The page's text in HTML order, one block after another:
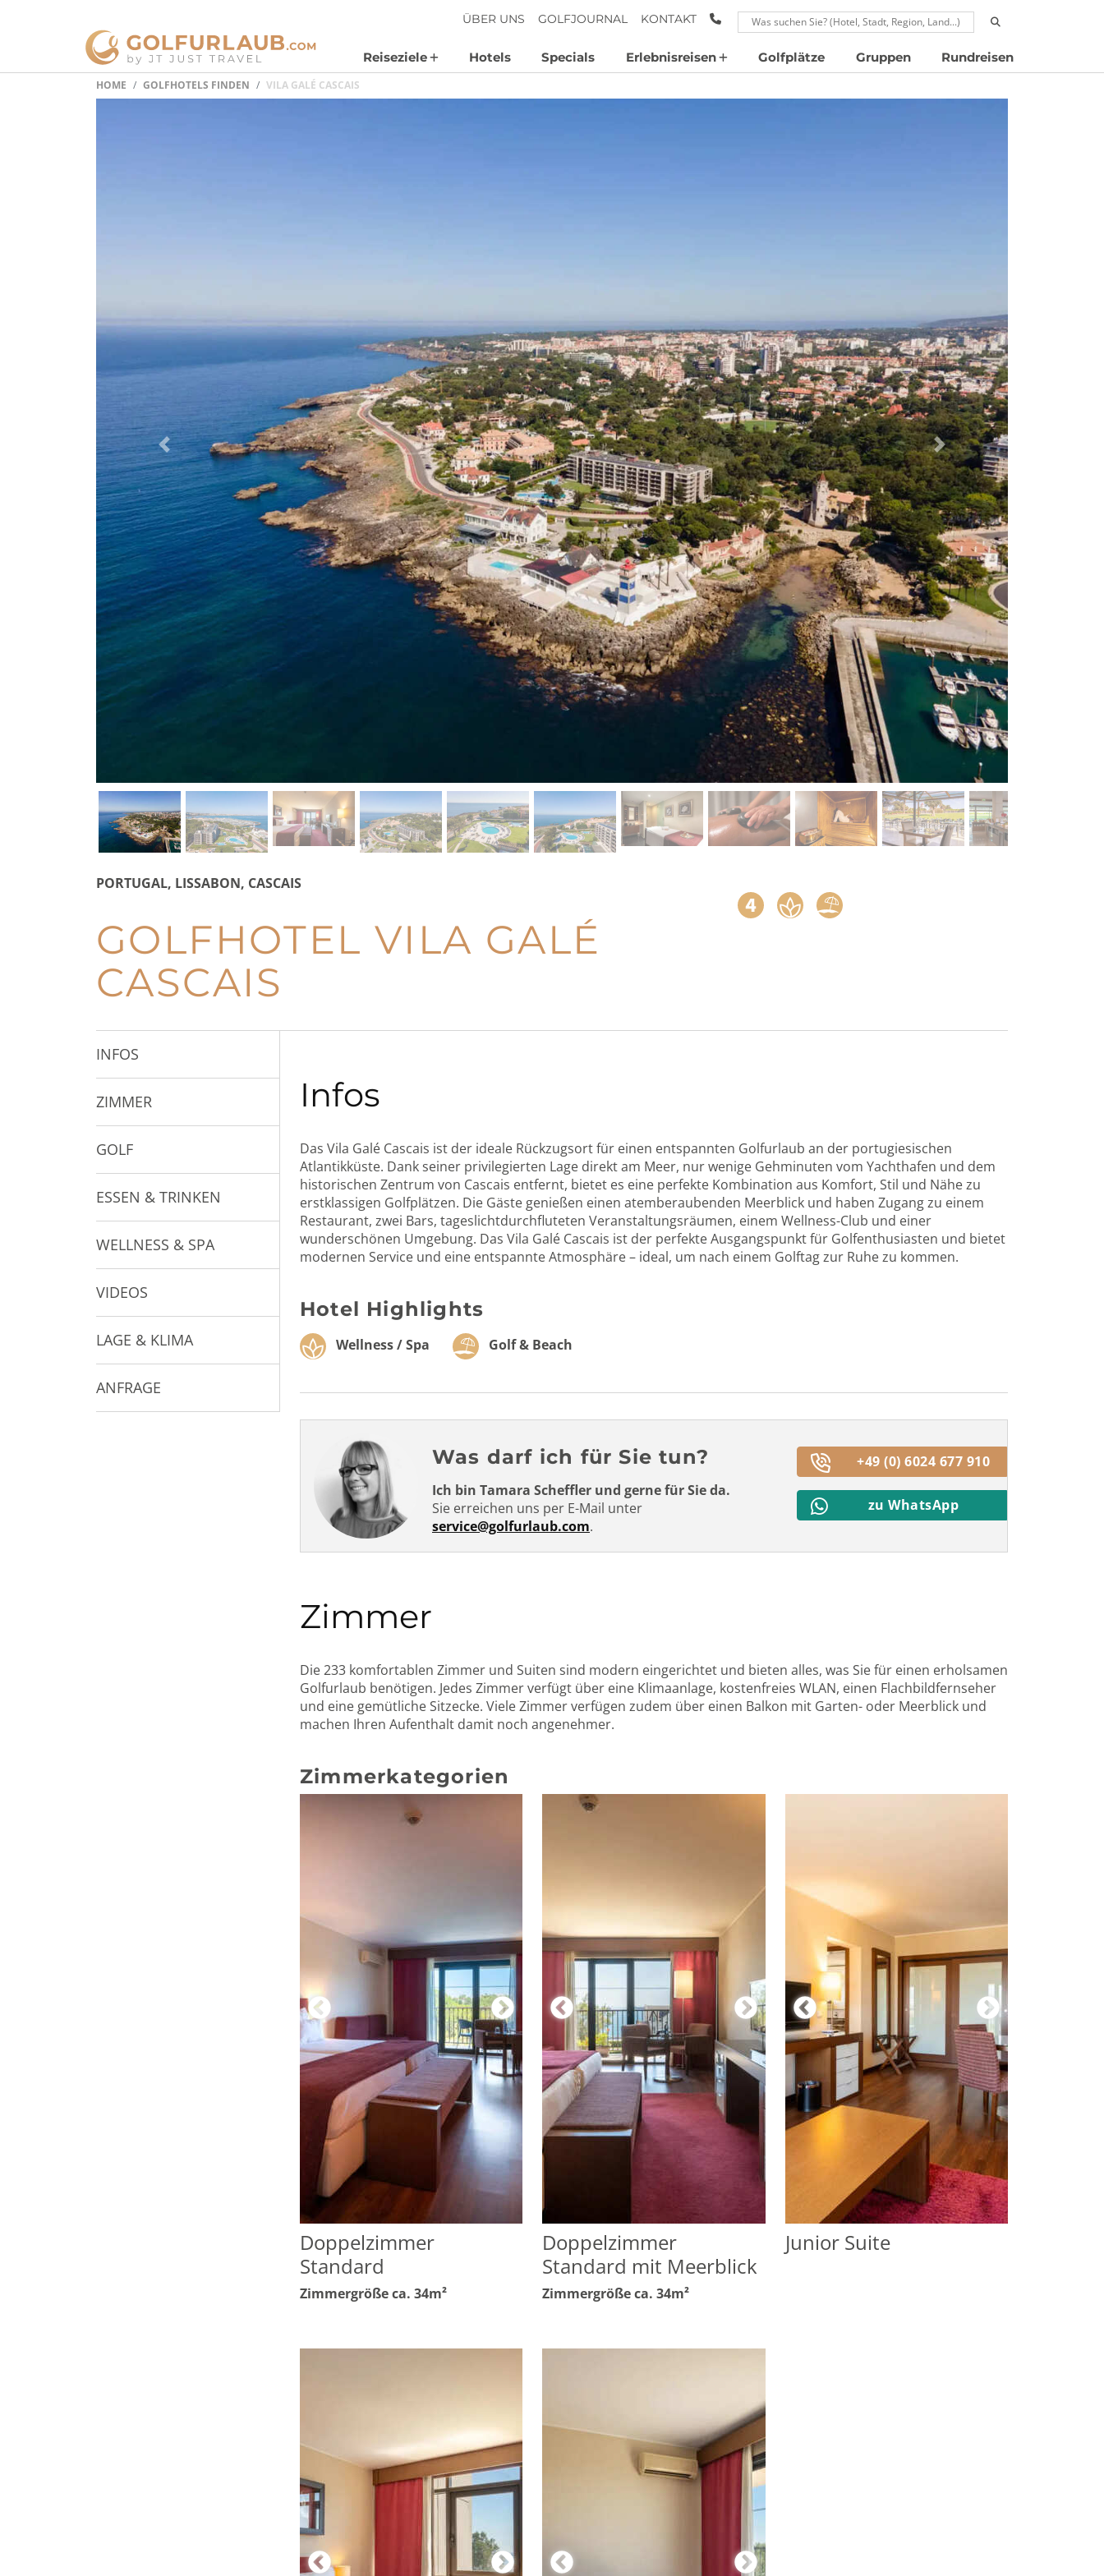
ÜBER UNS GOLFJOURNAL KONTAKT ANRUFEN: 00496024677910
Reiseziele Hotels Specials Erlebnisreisen Golfplätze Gruppen Rundreisen
HOME GOLFHOTELS FINDEN VILA GALÉ CASCAIS
PORTUGAL, LISSABON, CASCAIS
GOLFHOTEL VILA GALÉ
CASCAIS
INFOS
ZIMMER
GOLF
ESSEN & TRINKEN
WELLNESS & SPA
VIDEOS
LAGE & KLIMA
ANFRAGE
Infos
Das Vila Galé Cascais ist der ideale Rückzugsort für einen entspannten Golfurlaub an der portugiesischen
Atlantikküste. Dank seiner privilegierten Lage direkt am Meer, nur wenige Gehminuten vom Yachthafen und dem
historischen Zentrum von Cascais entfernt, bietet es eine perfekte Kombination aus Komfort, Stil und Nähe zu
erstklassigen Golfplätzen. Die Gäste genießen einen atemberaubenden Meerblick und haben Zugang zu einem
Restaurant, zwei Bars, tageslichtdurchfluteten Veranstaltungsräumen, einem Wellness-Club und einer
wunderschönen Umgebung. Das Vila Galé Cascais ist der perfekte Ausgangspunkt für Golfenthusiasten und bietet
modernen Service und eine entspannte Atmosphäre – ideal, um nach einem Golftag zur Ruhe zu kommen.
Hotel Highlights
Wellness / Spa Golf & Beach
Was darf ich für Sie tun?
Ich bin Tamara Scheffler und gerne für Sie da.
Sie erreichen uns per E-Mail unter
service@golfurlaub.com.
+49 (0) 6024 677 910
zu WhatsApp
Zimmer
Die 233 komfortablen Zimmer und Suiten sind modern eingerichtet und bieten alles, was Sie für einen erholsamen
Golfurlaub benötigen. Jedes Zimmer verfügt über eine Klimaanlage, kostenfreies WLAN, einen Flachbildfernseher
und eine gemütliche Sitzecke. Viele Zimmer verfügen zudem über einen Balkon mit Garten- oder Meerblick und
machen Ihren Aufenthalt damit noch angenehmer.
Zimmerkategorien
Doppelzimmer
Standard
Zimmergröße ca. 34m²
Doppelzimmer
Standard mit Meerblick
Zimmergröße ca. 34m²
Junior Suite